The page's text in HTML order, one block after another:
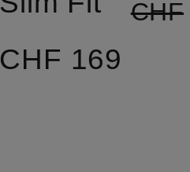
CHF 169